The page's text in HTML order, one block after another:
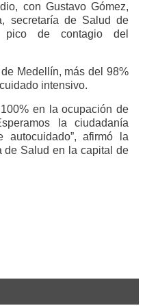
con Gustavo Gómez,
secretaría de Salud de
pico de contagio del
Medellín, más del 98%
intensivo.
en la ocupación de
la ciudadanía
afirmó la
de Salud en la capital de